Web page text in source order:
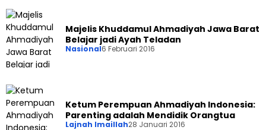
Majelis Khuddamul Ahmadiyah Jawa Barat
Belajar jadi Ayah Teladan
Nasional6 Februari 2016
Ketum Perempuan Ahmadiyah Indonesia:
Parenting adalah Mendidik Orangtua
Lajnah Imaillah28 Januari 2016